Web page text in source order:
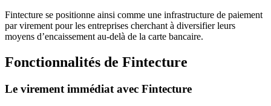
Fintecture se positionne ainsi comme une infrastructure de paiement
par virement pour les entreprises cherchant à diversifier leurs
moyens d’encaissement au-delà de la carte bancaire.
Fonctionnalités de Fintecture
Le virement immédiat avec Fintecture